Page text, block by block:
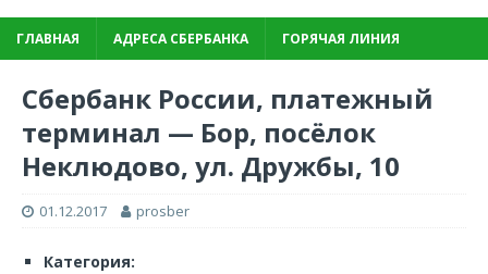
ГЛАВНАЯ АДРЕСА СБЕРБАНКА ГОРЯЧАЯ ЛИНИЯ
Сбербанк России, платежный
терминал — Бор, посёлок
Неклюдово, ул. Дружбы, 10
01.12.2017 prosber
Категория: